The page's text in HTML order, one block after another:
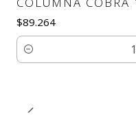
$89.264
Quantity